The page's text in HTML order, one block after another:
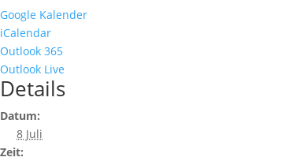
Google Kalender
iCalendar
Outlook 365
Outlook Live
Details
Datum:
8 Juli
Zeit: